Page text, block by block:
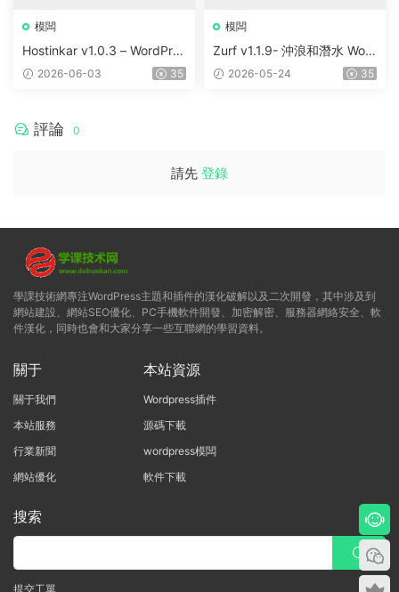
模闆
Hostinkar v1.0.3 – WordPres
s & WHMCS 主題
2026-06-03 35
模闆
Zurf v1.1.9- 沖浪和潛水 Wor
dPress主題
2026-05-24 35
評論 0
請先 登錄
學課技術網專注WordPress主題和插件的漢化破解以及二次開發，其中涉及到
網站建設、網站SEO優化、PC手機軟件開發、加密解密、服務器網絡安全、軟
件漢化，同時也會和大家分享一些互聯網的學習資料。
關于
關于我們
本站服務
行業新聞
網站優化
本站資源
Wordpress插件
源碼下載
wordpress模闆
軟件下載
搜索
提交工單